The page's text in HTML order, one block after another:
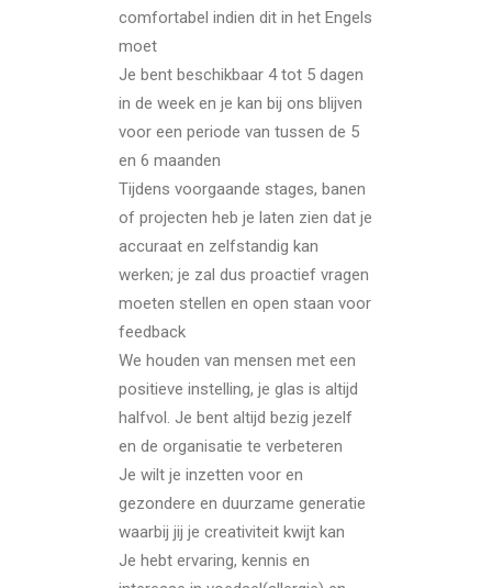
comfortabel indien dit in het Engels
moet
Je bent beschikbaar 4 tot 5 dagen
in de week en je kan bij ons blijven
voor een periode van tussen de 5
en 6 maanden
Tijdens voorgaande stages, banen
of projecten heb je laten zien dat je
accuraat en zelfstandig kan
werken; je zal dus proactief vragen
moeten stellen en open staan voor
feedback
We houden van mensen met een
positieve instelling, je glas is altijd
halfvol. Je bent altijd bezig jezelf
en de organisatie te verbeteren
Je wilt je inzetten voor en
gezondere en duurzame generatie
waarbij jij je creativiteit kwijt kan
Je hebt ervaring, kennis en